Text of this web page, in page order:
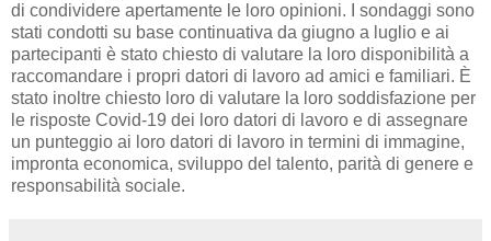
di condividere apertamente le loro opinioni. I sondaggi sono
stati condotti su base continuativa da giugno a luglio e ai
partecipanti è stato chiesto di valutare la loro disponibilità a
raccomandare i propri datori di lavoro ad amici e familiari. È
stato inoltre chiesto loro di valutare la loro soddisfazione per
le risposte Covid-19 dei loro datori di lavoro e di assegnare
un punteggio ai loro datori di lavoro in termini di immagine,
impronta economica, sviluppo del talento, parità di genere e
responsabilità sociale.